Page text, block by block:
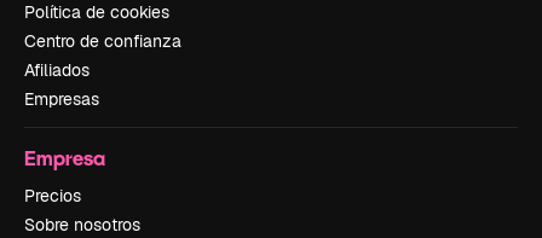
Política de cookies
Centro de confianza
Afiliados
Empresas
Empresa
Precios
Sobre nosotros